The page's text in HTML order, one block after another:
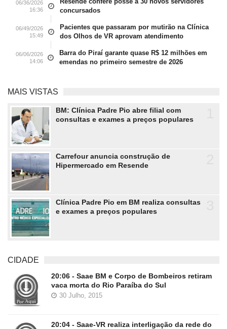
06/36/2026
16:36
concursados
06/49/2026
15:49
Pacientes que passaram por mutirão na Clínica
dos Olhos de VR aprovam atendimento
06/06/2026
14:06
Barra do Piraí garante quase R$ 12 milhões em
emendas no primeiro semestre de 2026
MAIS VISTAS
BM: Clínica Padre Pio abre filial com
consultas e exames a preços populares
Carrefour anuncia construção de
Hipermercado em Resende
Clínica Padre Pio em BM realiza consultas
e exames a preços populares
CIDADE
20:06 - Saae BM e Corpo de Bombeiros retiram
vaca morta do Rio Paraíba do Sul
30 Julho, 2015
20:04 - Saae-VR realiza interligação da rede do